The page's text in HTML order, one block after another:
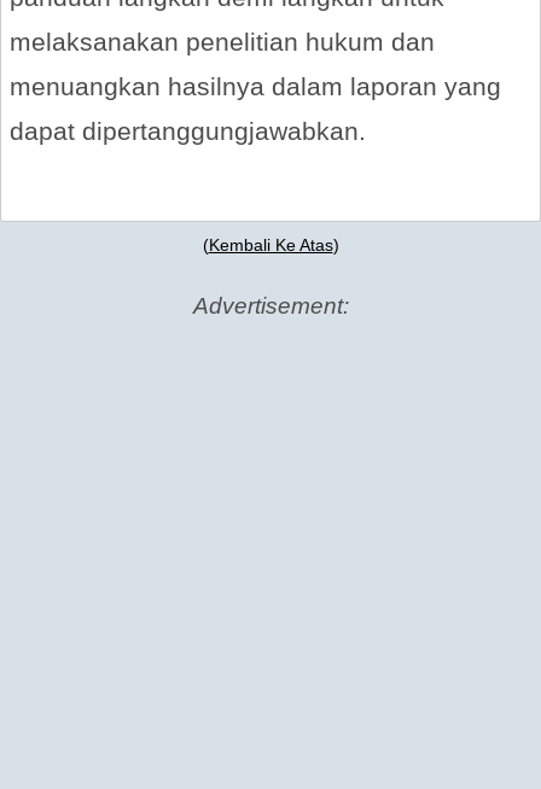
melaksanakan penelitian hukum dan
menuangkan hasilnya dalam laporan yang
dapat dipertanggungjawabkan.
(Kembali Ke Atas)
Advertisement: